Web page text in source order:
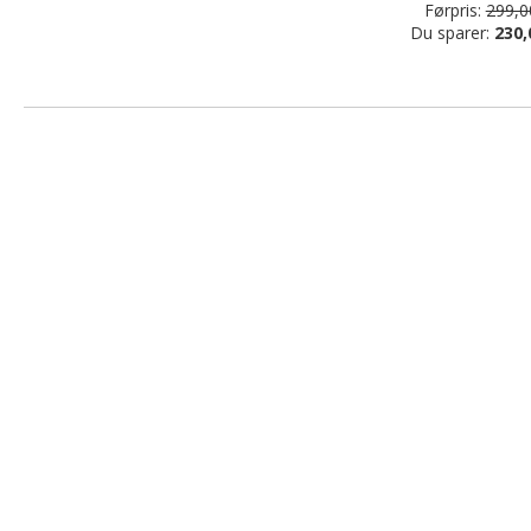
Førpris:
Du sparer: